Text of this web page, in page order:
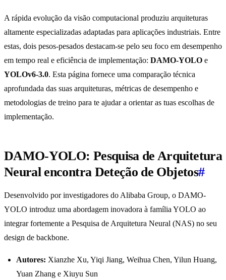
A rápida evolução da visão computacional produziu arquiteturas
altamente especializadas adaptadas para aplicações industriais. Entre
estas, dois pesos-pesados destacam-se pelo seu foco em desempenho
em tempo real e eficiência de implementação: DAMO-YOLO e
YOLOv6-3.0. Esta página fornece uma comparação técnica
aprofundada das suas arquiteturas, métricas de desempenho e
metodologias de treino para te ajudar a orientar as tuas escolhas de
implementação.
DAMO-YOLO: Pesquisa de Arquitetura
Neural encontra Deteção de Objetos#
Desenvolvido por investigadores do Alibaba Group, o DAMO-
YOLO introduz uma abordagem inovadora à família YOLO ao
integrar fortemente a Pesquisa de Arquitetura Neural (NAS) no seu
design de backbone.
Autores: Xianzhe Xu, Yiqi Jiang, Weihua Chen, Yilun Huang,
Yuan Zhang e Xiuyu Sun